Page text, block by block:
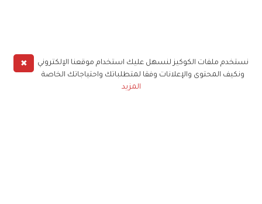
✖
نستخدم ملفات الكوكيز لنسهل عليك استخدام موقعنا الإلكتروني
ونكيف المحتوى والإعلانات وفقا لمتطلباتك واحتياجاتك الخاصة
المزيد